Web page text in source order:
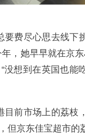
费尽心思去线下
，她早早就在京
没想到在英国也能
目前市场上的荔枝
但京东佳宝超市的